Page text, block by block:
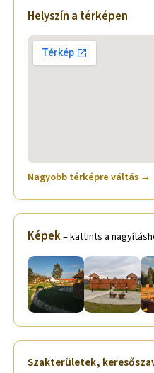
Helyszín a térképen
Nagyobb térképre váltás →
Képek– kattints a
Szakterületek,